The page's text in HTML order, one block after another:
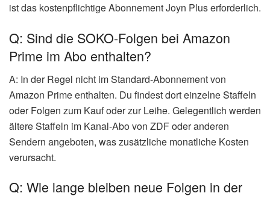
ist das kostenpflichtige Abonnement Joyn Plus erforderlich.
Q: Sind die SOKO-Folgen bei Amazon
Prime im Abo enthalten?
A: In der Regel nicht im Standard-Abonnement von
Amazon Prime enthalten. Du findest dort einzelne Staffeln
oder Folgen zum Kauf oder zur Leihe. Gelegentlich werden
ältere Staffeln im Kanal-Abo von ZDF oder anderen
Sendern angeboten, was zusätzliche monatliche Kosten
verursacht.
Q: Wie lange bleiben neue Folgen in der